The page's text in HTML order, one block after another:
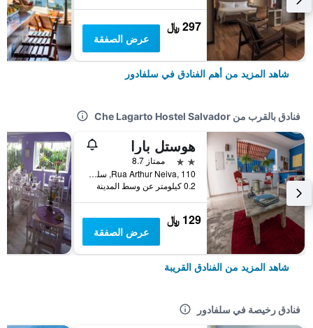
297 ﷼
عرض الصفقة
شاهد المزيد من أهم الفنادق في سلفادور
فنادق بالقرب من Che Lagarto Hostel Salvador
هوستل بارا
2 نجمتين
ممتاز 8.7
Rua Arthur Neiva, 110, سلفادور, البرازيل
0.2 كيلومتر عن وسط المدينة
129 ﷼
عرض الصفقة
شاهد المزيد من الفنادق القريبة
فنادق رخيصة في سلفادور